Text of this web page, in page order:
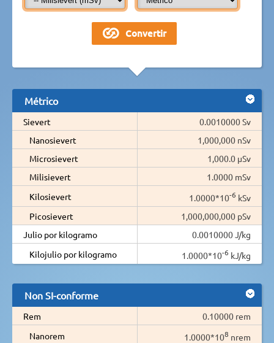
Métrico
Sievert
0.0010000 Sv
Nanosievert
1,000,000 nSv
Microsievert
1,000.0 µSv
Milisievert
1.0000 mSv
Kilosievert
1.0000*10-6 kSv
Picosievert
1,000,000,000 pSv
Julio por kilogramo
0.0010000 J/kg
Kilojulio por kilogramo
1.0000*10-6 kJ/kg
Non SI-conforme
Rem
0.10000 rem
Nanorem
1.0000*108 nrem